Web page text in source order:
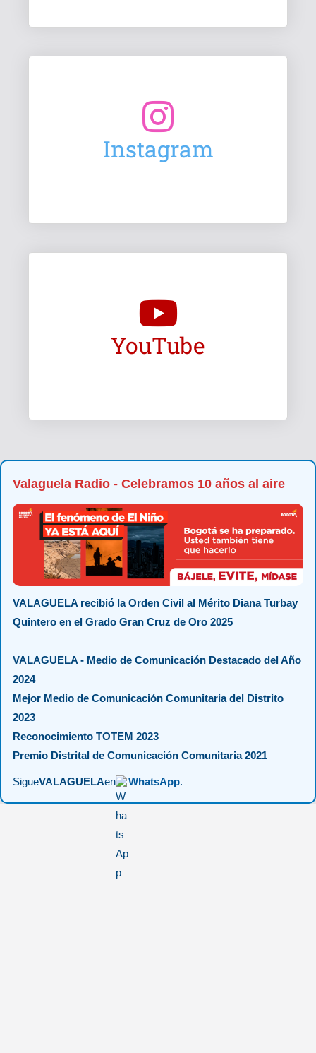
Instagram
YouTube
Valaguela Radio - Celebramos 10 años al aire
VALAGUELA recibió la Orden Civil al Mérito Diana Turbay
Quintero en el Grado Gran Cruz de Oro 2025
VALAGUELA - Medio de Comunicación Destacado del Año
2024
Mejor Medio de Comunicación Comunitaria del Distrito
2023
Reconocimiento TOTEM 2023
Premio Distrital de Comunicación Comunitaria 2021
SigueVALAGUELAen WhatsApp.